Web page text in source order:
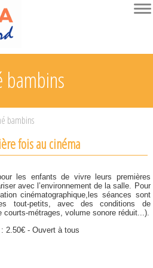
l'affiche
du Cinéma 2026
Ciné Débat
Scolaires
: Ciné Bambins
pratiques
bambins
bambins
fois au cinéma
les enfants de vivre leurs premières
avec l’environnement de la salle. Pour
cinématographique,les séances sont
tout-petits, avec des conditions de
courts-métrages, volume sonore réduit...).
2.50€ - Ouvert à tous